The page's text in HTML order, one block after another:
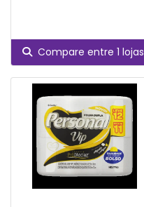
Compare entre 1 lojas